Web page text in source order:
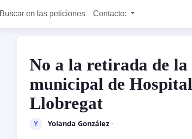
Buscar en las peticiones Contacto:
No a la retirada de
municipal de
Llobregat
Y Yolanda González·